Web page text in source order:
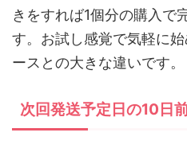
きをすれば1個分の購入で
す。お試し感覚で気軽に
ースとの大きな違いです。
次回発送予定日の10日